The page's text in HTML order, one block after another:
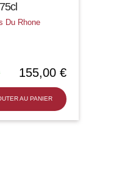
Du Rhone
155,00 €
AU PANIER